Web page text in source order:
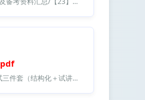
小学/道德与法治/
小学/道德与法治/小学
pdf
2024上教资面试/教资面试三件套（结构化＋试讲＋答辩）/学科资料合集/大S中小幼面试资料包/